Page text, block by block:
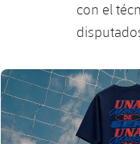
con el
FC Barcelona club badge